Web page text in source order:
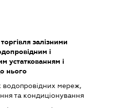
залізними
і
устаткованням і
нього
водопровідних мереж,
та кондиціонування